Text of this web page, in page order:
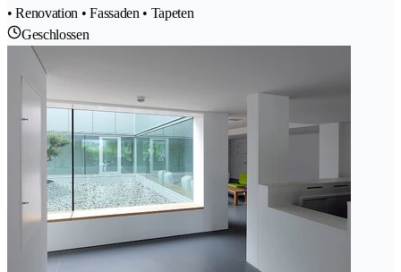
• Renovation • Fassaden • Tapeten
Geschlossen